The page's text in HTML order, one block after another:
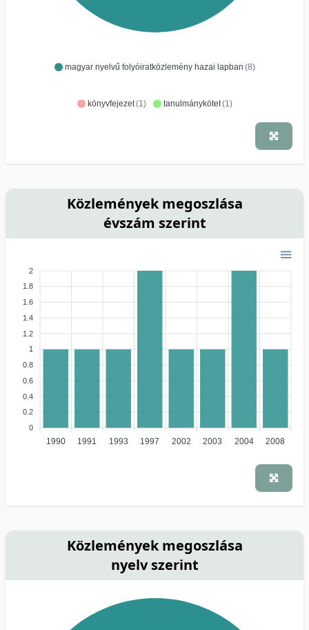
magyar nyelvű folyóiratközlemény hazai lapban (8)
könyvfejezet(1) tanulmánykötet(1)
Közlemények megoszlása
évszám szerint
2
1.8
1.6
1.4
1.2
1
0.8
0.6
0.4
0.2
0
1990 1991 1993 1997 2002 2003 2004 2008
Közlemények megoszlása
nyelv szerint